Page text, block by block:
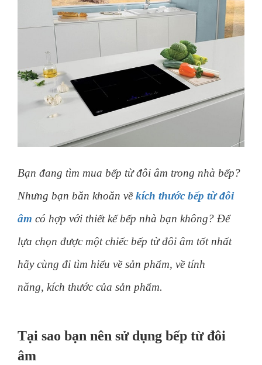
Bạn đang tìm mua bếp từ đôi âm trong nhà bếp?
Nhưng bạn băn khoăn vềkích thước bếp từ đôi
âm có hợp với thiết kế bếp nhà bạn không? Để
lựa chọn được một chiếc bếp từ đôi âm tốt nhất
hãy cùng đi tìm hiểu về sản phẩm, về tính
năng, kích thước của sản phẩm.
Tại sao bạn nên sử dụng bếp từ đôi
âm